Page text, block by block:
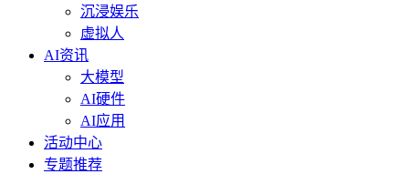
沉浸娱乐
虚拟人
AI资讯
大模型
AI硬件
AI应用
活动中心
专题推荐